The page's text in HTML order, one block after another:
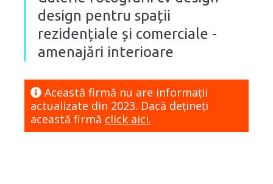
design pentru spații
rezidențiale și comerciale -
amenajări interioare
Această firmă nu are informaţii
actualizate din 2023. Dacă dețineți
această firmă click aici.